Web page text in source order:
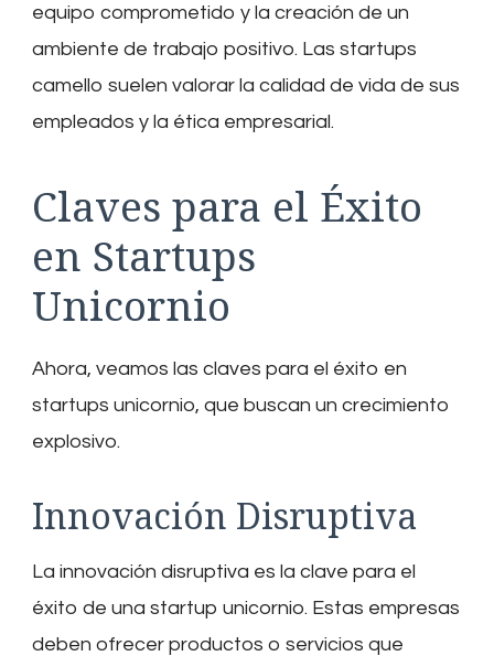
equipo comprometido y la creación de un
ambiente de trabajo positivo. Las startups
camello suelen valorar la calidad de vida de sus
empleados y la ética empresarial.
Claves para el Éxito
en Startups
Unicornio
Ahora, veamos las claves para el éxito en
startups unicornio, que buscan un crecimiento
explosivo.
Innovación Disruptiva
La innovación disruptiva es la clave para el
éxito de una startup unicornio. Estas empresas
deben ofrecer productos o servicios que